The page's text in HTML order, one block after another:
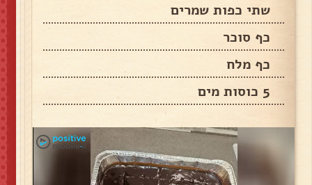
שתי כפות שמרים
כף סוכר
כף מלח
5 כוסות מים